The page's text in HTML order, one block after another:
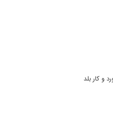
و کار بلد